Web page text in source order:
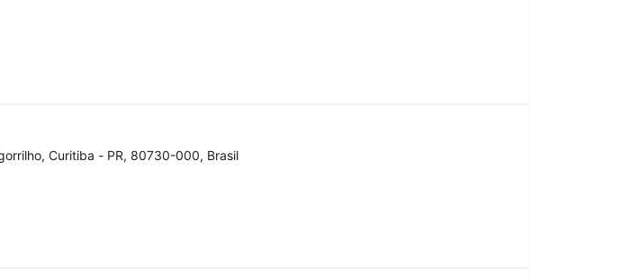
Curitiba - PR, 80730-000, Brasil